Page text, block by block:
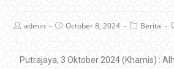
admin October 8, 2024 Berita
Putrajaya, 3 Oktober 2024 (Khamis) :